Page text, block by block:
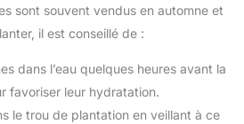
sont souvent vendus en automne et
il est conseillé de :
dans l’eau quelques heures avant la
favoriser leur hydratation.
le trou de plantation en veillant à ce